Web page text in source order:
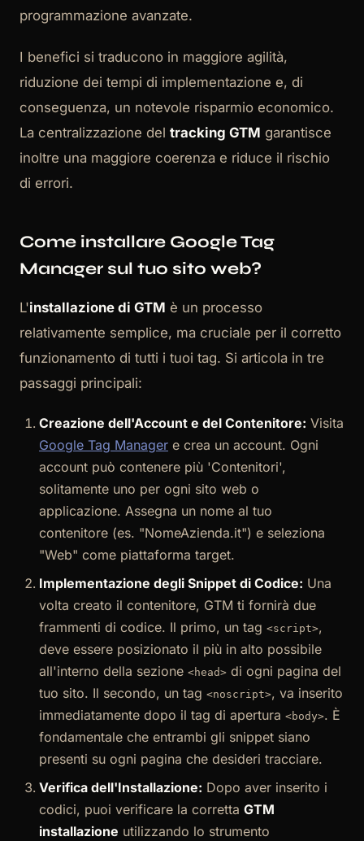
programmazione avanzate.
I benefici si traducono in maggiore agilità,
riduzione dei tempi di implementazione e, di
conseguenza, un notevole risparmio economico.
La centralizzazione del tracking GTM garantisce
inoltre una maggiore coerenza e riduce il rischio
di errori.
Come installare Google Tag
Manager sul tuo sito web?
L'installazione di GTM è un processo
relativamente semplice, ma cruciale per il corretto
funzionamento di tutti i tuoi tag. Si articola in tre
passaggi principali:
Creazione dell'Account e del Contenitore: Visita
Google Tag Manager e crea un account. Ogni
account può contenere più 'Contenitori',
solitamente uno per ogni sito web o
applicazione. Assegna un nome al tuo
contenitore (es. "NomeAzienda.it") e seleziona
"Web" come piattaforma target.
Implementazione degli Snippet di Codice: Una
volta creato il contenitore, GTM ti fornirà due
frammenti di codice. Il primo, un tag <script>,
deve essere posizionato il più in alto possibile
all'interno della sezione <head> di ogni pagina del
tuo sito. Il secondo, un tag <noscript>, va inserito
immediatamente dopo il tag di apertura <body>. È
fondamentale che entrambi gli snippet siano
presenti su ogni pagina che desideri tracciare.
Verifica dell'Installazione: Dopo aver inserito i
codici, puoi verificare la corretta GTM
installazione utilizzando lo strumento